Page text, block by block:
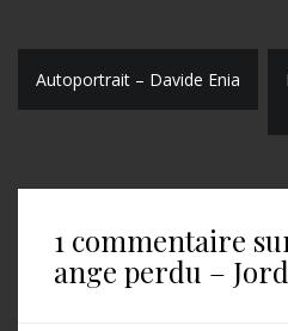
N
Autoportrait – Davide Enia
1 commentaire
ange perdu –